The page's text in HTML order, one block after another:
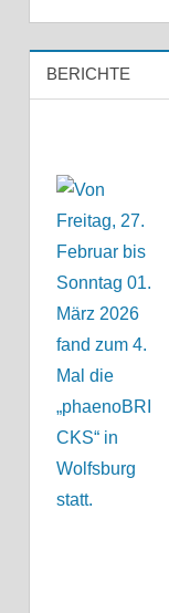
BERICHTE